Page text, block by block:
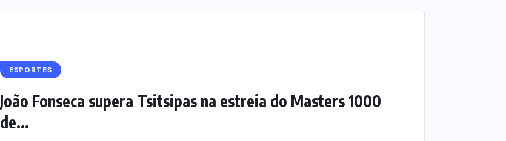
ESPORTES
João Fonseca supera Tsitsipas na estreia do Masters 1000
de...